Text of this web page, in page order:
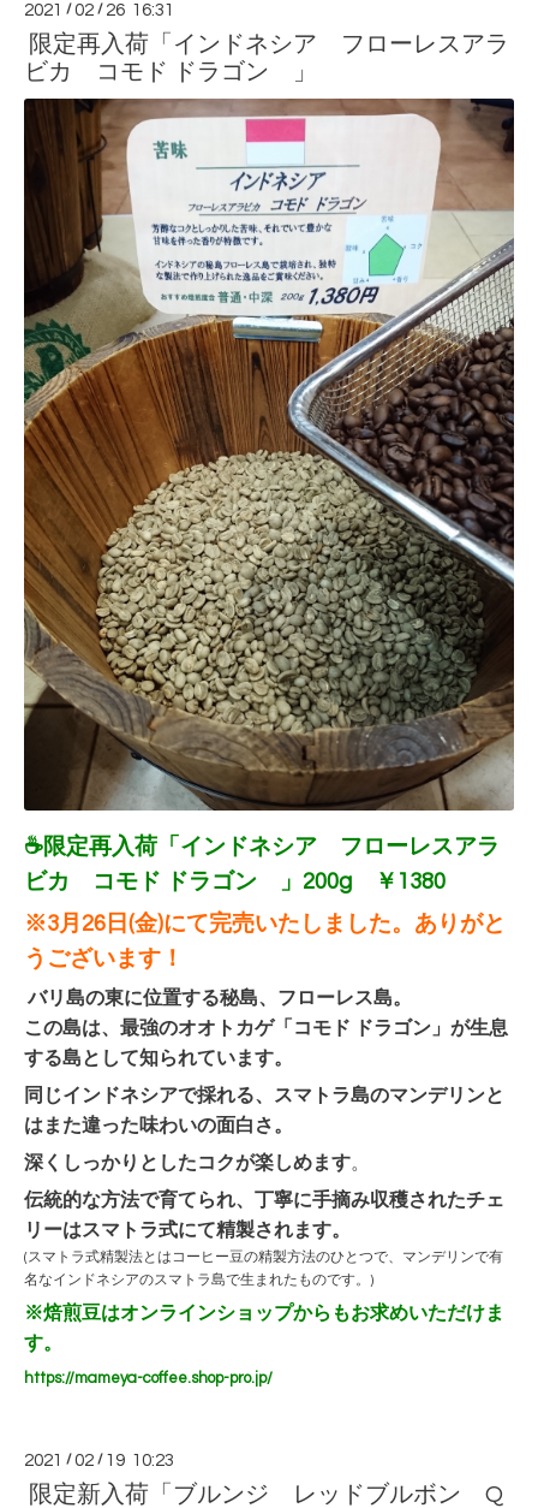
2021 /02 / 26 16:31
限定再入荷「インドネシア フローレスアラ
ビカ コモド ドラゴン 」
☕限定再入荷「インドネシア
フローレスアラ
ビカ コモド ドラゴン 」200g ￥1380
※3月26日(金)にて完売いたしました。ありがと
うございます！
バリ島の東に位置する秘島、フローレス島。
この島は、最強のオオトカゲ「コモド ドラゴン」が生息
する島として知られています。
同じインドネシアで採れる、スマトラ島のマンデリンと
はまた違った味わいの面白さ。
深くしっかりとしたコクが楽しめます。
伝統的な方法で育てられ、丁寧に手摘み収穫されたチェ
リーはスマトラ式にて精製されます。
(スマトラ式精製法とはコーヒー豆の精製方法のひとつで、マンデリンで有
名なインドネシアのスマトラ島で生まれたものです。)
※焙煎豆はオンラインショップからもお求めいただけま
す。
https://mameya-coffee.shop-pro.jp/
2021 /02 / 19 10:23
限定新入荷「ブルンジ レッドブルボン Q